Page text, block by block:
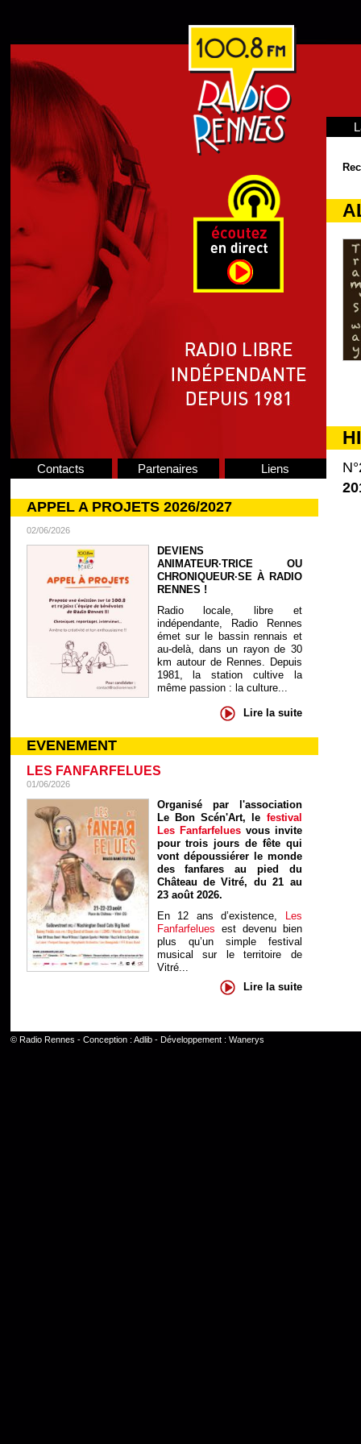
Contacts Partenaires Liens
APPEL A PROJETS 2026/2027
02/06/2026
DEVIENS
ANIMATEUR·TRICE OU
CHRONIQUEUR·SE À RADIO
RENNES !
Radio locale, libre et
indépendante, Radio Rennes
émet sur le bassin rennais et
au-delà, dans un rayon de 30
km autour de Rennes. Depuis
1981, la station cultive la
même passion : la culture...
Lire la suite
EVENEMENT
LES FANFARFELUES
01/06/2026
Organisé par l'association
Le Bon Scén'Art, le festival
Les Fanfarfelues vous invite
pour trois jours de fête qui
vont dépoussiérer le monde
des fanfares au pied du
Château de Vitré, du 21 au
23 août 2026.
En 12 ans d’existence, Les
Fanfarfelues est devenu bien
plus qu’un simple festival
musical sur le territoire de
Vitré...
Lire la suite
© Radio Rennes - Conception : Adlib- Développement : Wanerys